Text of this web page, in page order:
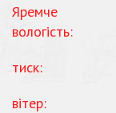
Яремче
вологість:
тиск:
вітер: